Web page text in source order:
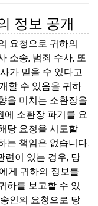
정보 공개
요청으로 귀하의
소송, 범죄 수사, 또
가 믿을 수 있다고
할 수 있음을 귀하
을 미치는 소환장을
에 소환장 파기를 요
당 요청을 시도할
는 책임은 없습니다.
련이 있는 경우, 당
게 귀하의 정보를
하를 보고할 수 있
인의 요청으로 당